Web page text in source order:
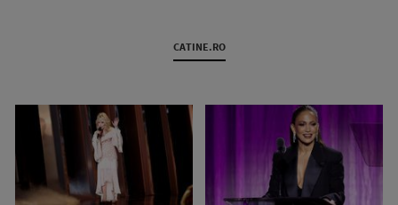
CATINE.RO